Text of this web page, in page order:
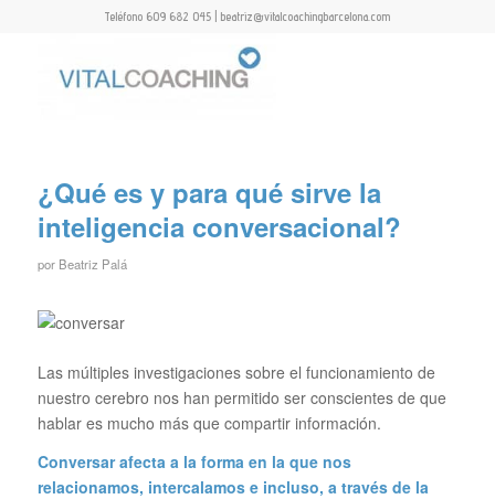
Teléfono 609 682 045 | beatriz@vitalcoachingbarcelona.com
¿Qué es y para qué sirve la
inteligencia conversacional?
por Beatriz Palá
Las múltiples investigaciones sobre el funcionamiento de
nuestro cerebro nos han permitido ser conscientes de que
hablar es mucho más que compartir información.
Conversar afecta a la forma en la que nos
relacionamos, intercalamos e incluso, a través de la